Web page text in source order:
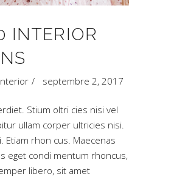
INTERIOR
septembre 2, 2017
Stium oltri cies nisi vel
ullam corper ultricies nisi.
Etiam rhon cus. Maecenas
eget condi mentum rhoncus,
libero, sit amet